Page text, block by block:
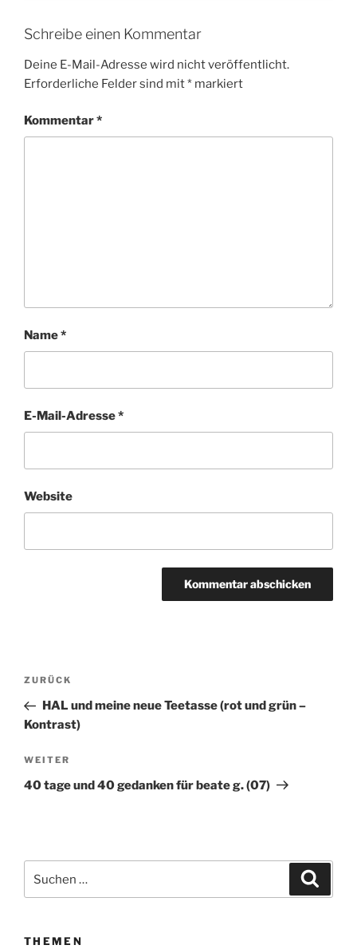
Schreibe einen Kommentar
Deine E-Mail-Adresse wird nicht veröffentlicht.
Erforderliche Felder sind mit* markiert
Kommentar*
Name*
E-Mail-Adresse*
Website
Beitragsnavigation
Vorheriger
Beitrag
ZURÜCK
HAL und meine neue Teetasse (rot und grün –
Kontrast)
Nächster
Beitrag
WEITER
40 tage und 40 gedanken für beate g. (07)
THEMEN